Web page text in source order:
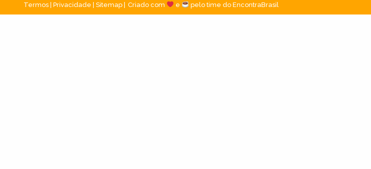
Termos Privacidade Sitemap Criado com e pelo time do EncontraBrasil